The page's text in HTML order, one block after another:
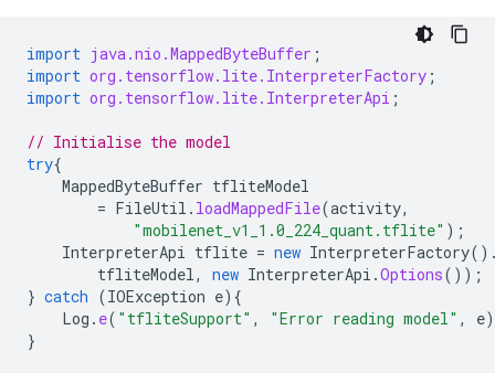
import java.nio.MappedByteBuffer ;
import org.tensorflow.lite.InterpreterFactory ;
import org.tensorflow.lite.InterpreterApi ;
// Initialise the model
try{
MappedByteBuffer tfliteModel
= FileUtil . loadMappedFile(activity,
"mobilenet_v1_1.0_224_quant.tflite" );
InterpreterApi tflite = new InterpreterFactory
tfliteModel, new InterpreterApi .Options());
} catch (IOException e){
Log . e( "tfliteSupport" , "Error reading model" , e
}